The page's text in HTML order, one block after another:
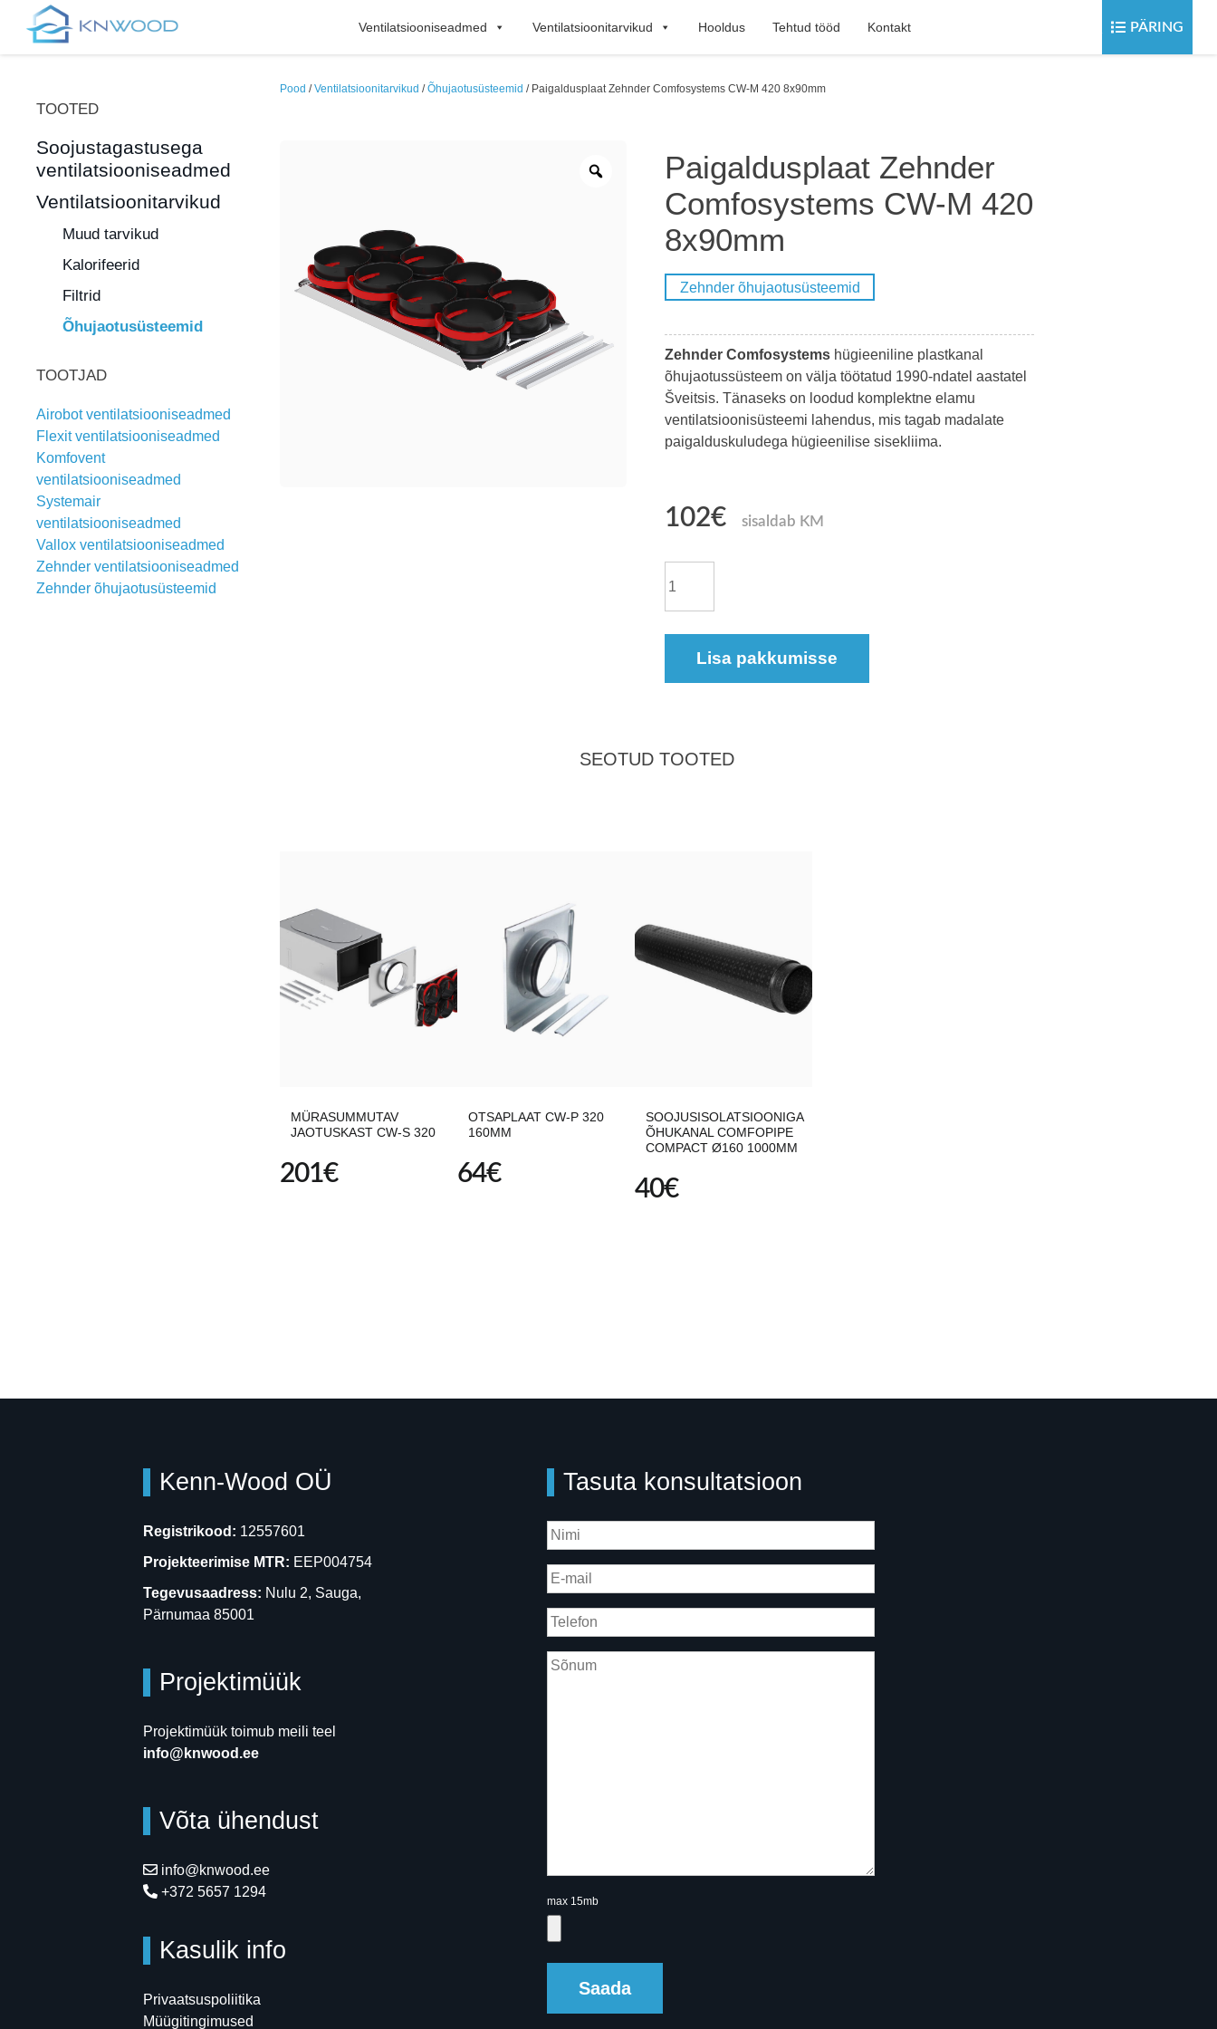
content
Ventilatsiooniseadmed Ventilatsioonitarvikud Hooldus Tehtud tööd Kontakt PÄRING
Pood /Ventilatsioonitarvikud /Õhujaotusüsteemid / Paigaldusplaat Zehnder Comfosystems CW-M 420 8x90mm
Paigaldusplaat Zehnder
Comfosystems CW-M 420
8x90mm
102€ sisaldab KM
Zehnder Comfosystems hügieeniline plastkanal
õhujaotussüsteem on välja töötatud 1990-ndatel aastatel
Šveitsis. Tänaseks on loodud komplektne elamu
ventilatsioonisüsteemi lahendus, mis tagab madalate
paigalduskuludega hügieenilise sisekliima.
Paigaldusplaat
Comfosystems
M
Lisa pakkumisse
Zehnder õhujaotusüsteemid
SEOTUD TOOTED
MÜRASUMMUTAV
JAOTUSKAST CW-S 320
201€
OTSAPLAAT CW-P 320
160MM
64€
SOOJUSISOLATSIOONIGA
ÕHUKANAL COMFOPIPE
COMPACT Ø160 1000MM
40€
TOOTED
Soojustagastusega
ventilatsiooniseadmed
Ventilatsioonitarvikud
Muud tarvikud
Kalorifeerid
Filtrid
Õhujaotusüsteemid
TOOTJAD
Airobot ventilatsiooniseadmed
Flexit ventilatsiooniseadmed
Komfovent
ventilatsiooniseadmed
Systemair
ventilatsiooniseadmed
Vallox ventilatsiooniseadmed
Zehnder ventilatsiooniseadmed
Zehnder õhujaotusüsteemid
Kenn-Wood OÜ
Registrikood: 12557601
Projekteerimise MTR: EEP004754
Tegevusaadress: Nulu 2, Sauga,
Pärnumaa 85001
Projektimüük
Projektimüük toimub meili teel
info@knwood.ee
Võta ühendust
info@knwood.ee
+372 5657 1294
Kasulik info
Privaatsuspoliitika
Müügitingimused
Tasuta konsultatsioon
max 15mb